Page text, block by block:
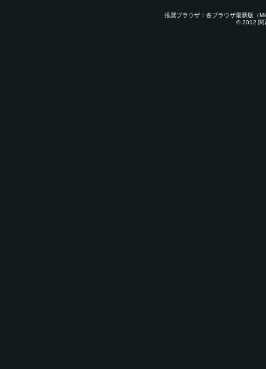
推奨ブラウザ：各ブラウザ最新版（
© 2012 関